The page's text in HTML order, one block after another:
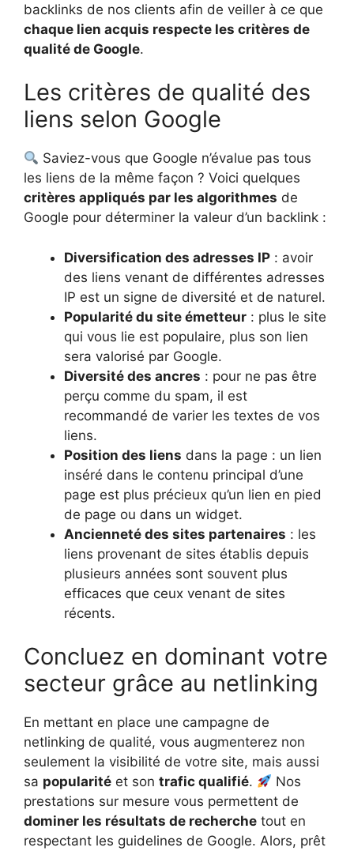
backlinks de nos clients afin de veiller à ce que
chaque lien acquis respecte les critères de
qualité de Google.
Les critères de qualité des
liens selon Google
Saviez-vous que Google n’évalue pas tous
les liens de la même façon ? Voici quelques
critères appliqués par les algorithmes de
Google pour déterminer la valeur d’un backlink :
Diversification des adresses IP : avoir
des liens venant de différentes adresses
IP est un signe de diversité et de naturel.
Popularité du site émetteur : plus le site
qui vous lie est populaire, plus son lien
sera valorisé par Google.
Diversité des ancres : pour ne pas être
perçu comme du spam, il est
recommandé de varier les textes de vos
liens.
Position des liens dans la page : un lien
inséré dans le contenu principal d’une
page est plus précieux qu’un lien en pied
de page ou dans un widget.
Ancienneté des sites partenaires : les
liens provenant de sites établis depuis
plusieurs années sont souvent plus
efficaces que ceux venant de sites
récents.
Concluez en dominant votre
secteur grâce au netlinking
En mettant en place une campagne de
netlinking de qualité, vous augmenterez non
seulement la visibilité de votre site, mais aussi
sa popularité et son trafic qualifié.
Nos
prestations sur mesure vous permettent de
dominer les résultats de recherche tout en
respectant les guidelines de Google. Alors, prêt